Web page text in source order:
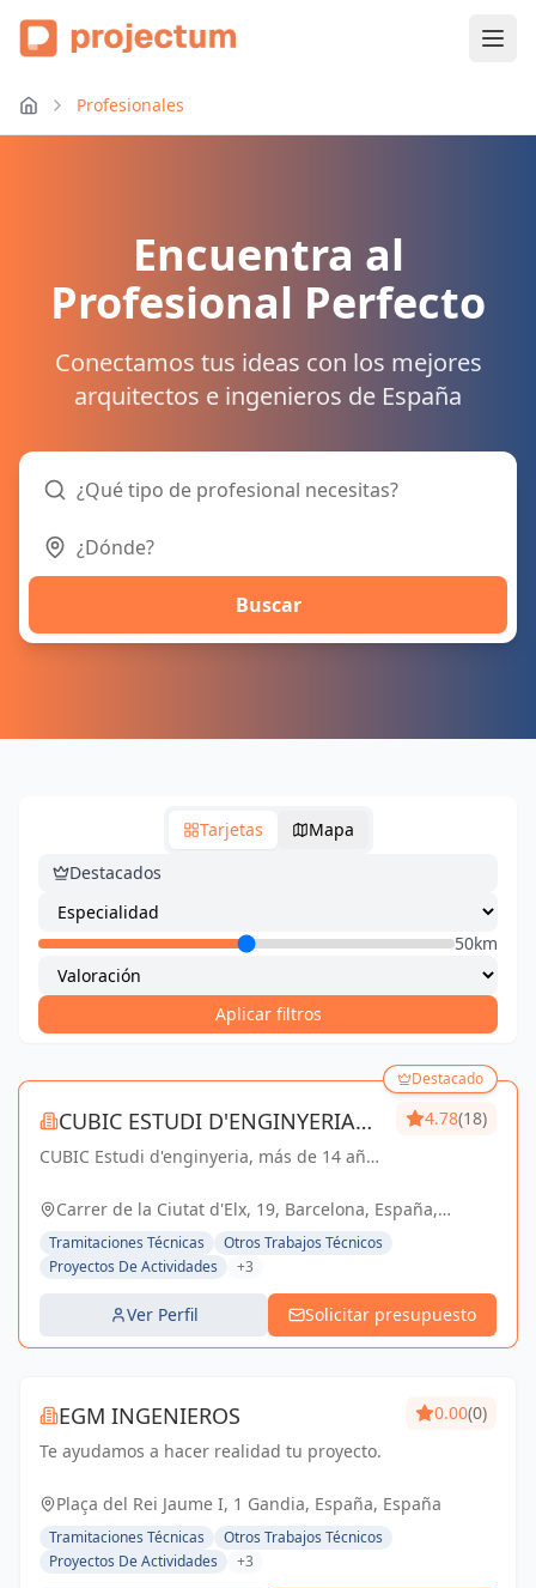
Profesionales
Encuentra al
Profesional Perfecto
Conectamos tus ideas con los mejores
arquitectos e ingenieros de España
Buscar
Tarjetas
Mapa
Destacados
50km
Aplicar filtros
Destacado
CUBIC ESTUDI D'ENGINYERIA
S.L.
CUBIC Estudi d'enginyeria, más de 14 años
Ingeniería con una trayectoria sólida y
4.78(18)
Carrer de la Ciutat d'Elx, 19, Barcelona, España,
España
Tramitaciones Técnicas
Otros Trabajos Técnicos
Proyectos De Actividades
+3
Ver Perfil Solicitar presupuesto
EGM INGENIEROS
Te ayudamos a hacer realidad tu proyecto.
0.00(0)
Plaça del Rei Jaume I, 1 Gandia, España, España
Tramitaciones Técnicas
Otros Trabajos Técnicos
Proyectos De Actividades
+3